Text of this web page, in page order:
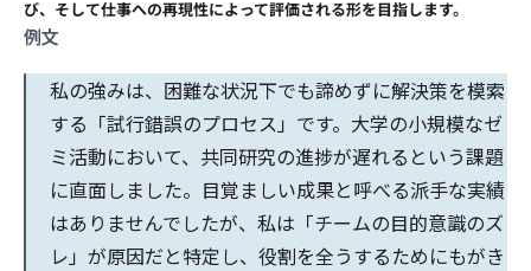
び、そして仕事への再現性によって評価される形を目指します。
例文
私の強みは、困難な状況下でも諦めずに解決策を模索
する「試行錯誤のプロセス」です。大学の小規模なゼ
ミ活動において、共同研究の進捗が遅れるという課題
に直面しました。目覚ましい成果と呼べる派手な実績
はありませんでしたが、私は「チームの目的意識のズ
レ」が原因だと特定し、役割を全うするためにもがき